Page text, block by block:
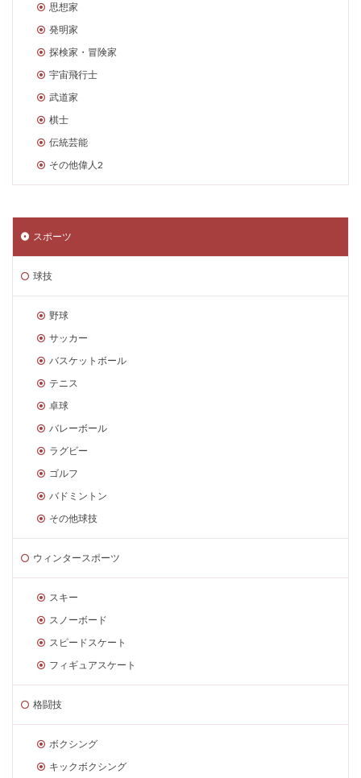
思想家
発明家
探検家・冒険家
宇宙飛行士
武道家
棋士
伝統芸能
その他偉人2
スポーツ
球技
野球
サッカー
バスケットボール
テニス
卓球
バレーボール
ラグビー
ゴルフ
バドミントン
その他球技
ウィンタースポーツ
スキー
スノーボード
スピードスケート
フィギュアスケート
格闘技
ボクシング
キックボクシング